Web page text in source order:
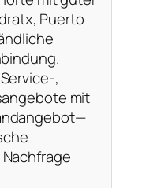
Puerto
mit